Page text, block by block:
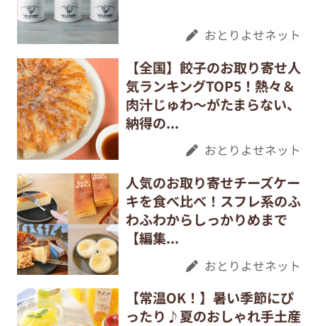
おとりよせネット
【全国】餃子のお取り寄せ人
気ランキングTOP5！熱々＆
肉汁じゅわ～がたまらない、
納得の...
おとりよせネット
人気のお取り寄せチーズケー
キを食べ比べ！スフレ系のふ
わふわからしっかりめまで
【編集...
おとりよせネット
【常温OK！】暑い季節にぴ
ったり♪夏のおしゃれ手土産